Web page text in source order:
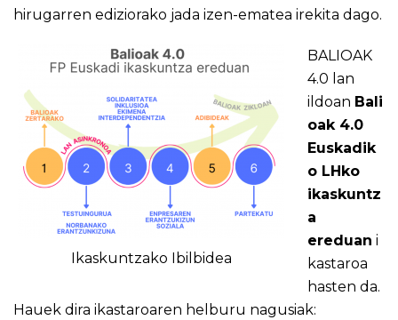
hirugarren ediziorako jada izen-ematea irekita dago.
Ikaskuntzako Ibilbidea
BALIOAK
4.0 lan
ildoan Bali
oak 4.0
Euskadik
o LHko
ikaskuntz
a
ereduan i
kastaroa
hasten da.
Hauek dira ikastaroaren helburu nagusiak: